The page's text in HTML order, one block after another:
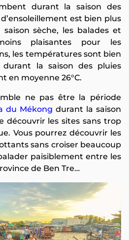
durant la saison des
est bien plus
sèche, les balades et
plaisantes pour les
les températures sont bien
la saison des pluies
en moyenne 26°C.
ne pas être la période
du Mékong durant la saison
découvrir les sites sans trop
Vous pourrez découvrir les
sans croiser beaucoup
paisiblement entre les
de Ben Tre…